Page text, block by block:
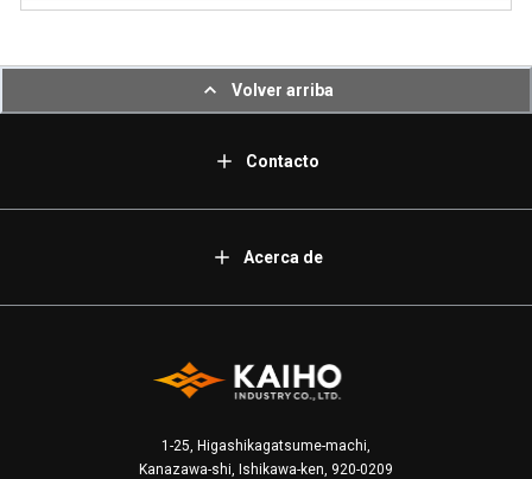
Volver arriba
Contacto
Acerca de
1-25, Higashikagatsume-machi,
Kanazawa-shi, Ishikawa-ken, 920-0209